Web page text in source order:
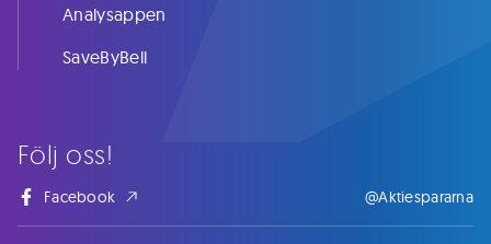
Följ oss!
Facebook @Aktiespararna
Analysappen
SaveByBell